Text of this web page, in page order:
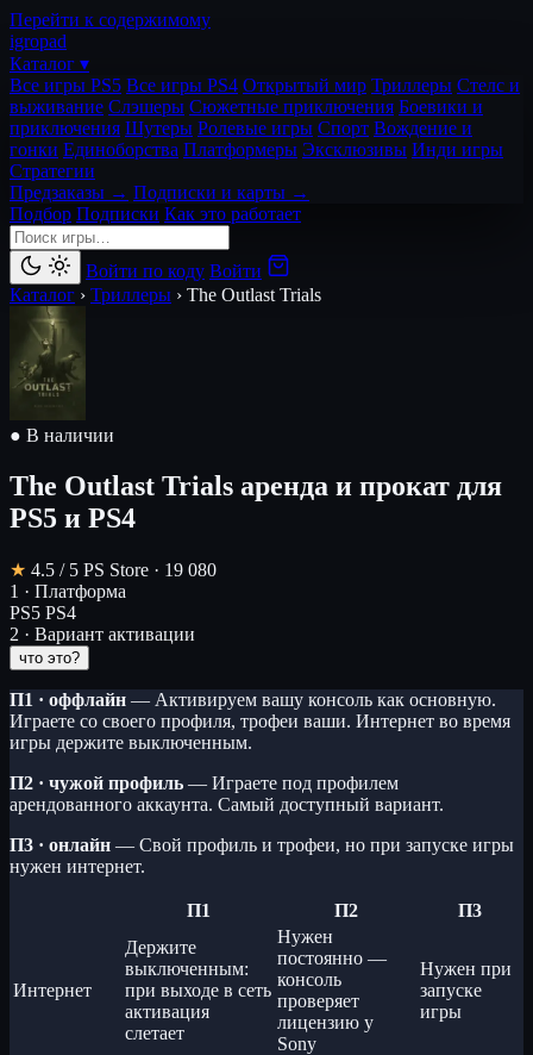
Перейти к содержимому
igropad
Каталог ▾
Все игры PS5 Все игры PS4 Открытый мир Триллеры Стелс и
выживание Слэшеры Сюжетные приключения Боевики и
приключения Шутеры Ролевые игры Спорт Вождение и
гонки Единоборства Платформеры Эксклюзивы Инди игры
Стратегии
Предзаказы → Подписки и карты →
Подбор Подписки Как это работает
Войти по коду Войти
Каталог › Триллеры › The Outlast Trials
● В наличии
The Outlast Trials аренда и прокат для
PS5 и PS4
★ 4.5 / 5 PS Store · 19 080
1 · Платформа
PS5 PS4
2 · Вариант активации
что это?
П1 · оффлайн — Активируем вашу консоль как основную.
Играете со своего профиля, трофеи ваши. Интернет во время
игры держите выключенным.
П2 · чужой профиль — Играете под профилем
арендованного аккаунта. Самый доступный вариант.
П3 · онлайн — Свой профиль и трофеи, но при запуске игры
нужен интернет.
П1 П2 П3
Интернет
Держите
выключенным:
при выходе в сеть
активация
слетает
Нужен
постоянно —
консоль
проверяет
лицензию у
Sony
Нужен при
запуске
игры